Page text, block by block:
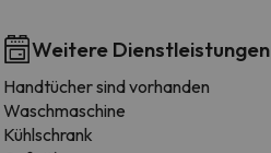
Weitere Dienstleistungen
Handtücher sind vorhanden
Waschmaschine
Kühlschrank